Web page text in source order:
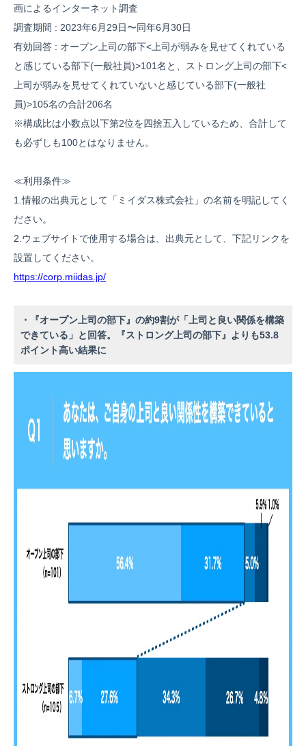
画によるインターネット調査
調査期間 : 2023年6月29日〜同年6月30日
有効回答 : オープン上司の部下<上司が弱みを見せてくれている
と感じている部下(一般社員)>101名と、ストロング上司の部下<
上司が弱みを見せてくれていないと感じている部下(一般社
員)>105名の合計206名
※構成比は小数点以下第2位を四捨五入しているため、合計して
も必ずしも100とはなりません。
≪利用条件≫
1.情報の出典元として「ミイダス株式会社」の名前を明記してく
ださい。
2.ウェブサイトで使用する場合は、出典元として、下記リンクを
設置してください。
https://corp.miidas.jp/
・『オープン上司の部下』の約9割が「上司と良い関係を構築
できている」と回答。『ストロング上司の部下』よりも53.8
ポイント高い結果に